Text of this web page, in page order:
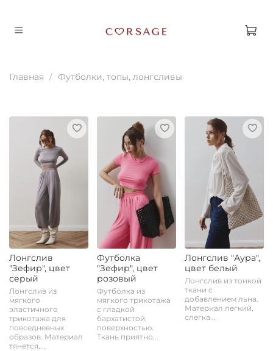
Главная Футболки, топы, лонгсливы
Лонгслив
"Зефир", цвет
серый
Лонгслив из
мягкого
эластичного
трикотажа для
повседневных
образов. Материал
тянется,...
Футболка
"Зефир", цвет
розовый
Футболка из
мягкого трикотажа
с гладкой
бархатистой
поверхностью.
Ткань приятно...
Лонгслив "Аура",
цвет белый
Лонгслив из тонкой
ткани с
добавлением льна.
Материал легкий,
слегка...